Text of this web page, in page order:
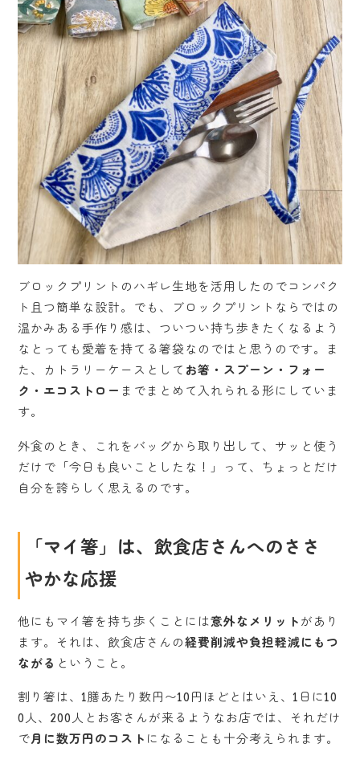
ブロックプリントのハギレ生地を活用したのでコンパク
ト且つ簡単な設計。でも、ブロックプリントならではの
温かみある手作り感は、ついつい持ち歩きたくなるよう
なとっても愛着を持てる箸袋なのではと思うのです。ま
た、カトラリーケースとして お箸・スプーン・フォー
ク・エコストロー までまとめて入れられる形にしていま
す。
外食のとき、これをバッグから取り出して、サッと使う
だけで「今日も良いことしたな！」って、ちょっとだけ
自分を誇らしく思えるのです。
「マイ箸」は、飲食店さんへのささ
やかな応援
他にもマイ箸を持ち歩くことには意外なメリット があり
ます。それは、飲食店さんの経費削減や負担軽減にもつ
ながる ということ。
割り箸は、1膳あたり数円〜10円ほどとはいえ、1日に10
0人、200人とお客さんが来るようなお店では、それだけ
で月に数万円のコスト になることも十分考えられます。